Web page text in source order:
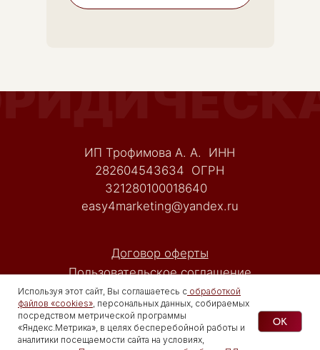
Используя этот сайт, Вы соглашаетесь с обработкой
файлов «cookies», персональных данных, собираемых
посредством метрической программы
«Яндекс.Метрика», в целях бесперебойной работы и
аналитики посещаемости сайта на условиях,
OK